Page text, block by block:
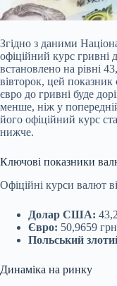
Згідно з даними
офіційний курс
встановлено на рівні
вівторок, цей
євро до гривні буде
менше, ніж у
його офіційний курс
нижче.
Ключові показники
Офіційні курси валют
Долар США:
Євро: 50,9659
Польський
Динаміка на ринку